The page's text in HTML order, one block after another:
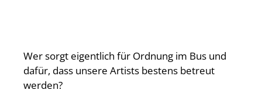
Wer sorgt eigentlich für Ordnung im Bus und
dafür, dass unsere Artists bestens betreut
werden?